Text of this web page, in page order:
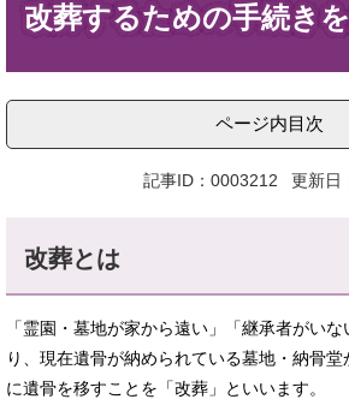
へ
改葬するための手続き
ページ内目次
記事ID：0003212 更新日
改葬とは
「霊園・墓地が家から遠い」「継承者がい
り、現在遺骨が納められている墓地・納骨
に遺骨を移すことを「改葬」といいます。